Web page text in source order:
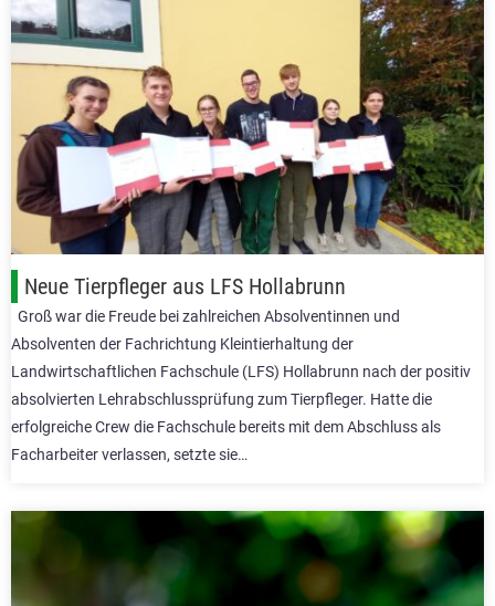
Neue Tierpfleger aus LFS Hollabrunn
Groß war die Freude bei zahlreichen Absolventinnen und
Absolventen der Fachrichtung Kleintierhaltung der
Landwirtschaftlichen Fachschule (LFS) Hollabrunn nach der positiv
absolvierten Lehrabschlussprüfung zum Tierpfleger. Hatte die
erfolgreiche Crew die Fachschule bereits mit dem Abschluss als
Facharbeiter verlassen, setzte sie…